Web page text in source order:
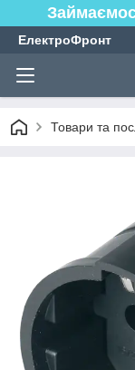
ЕлектроФронт
Товари та